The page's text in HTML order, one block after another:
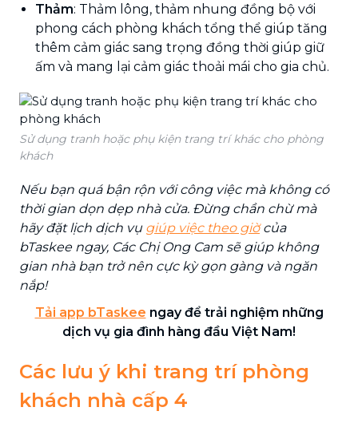
Thảm: Thảm lông, thảm nhung đồng bộ với
phong cách phòng khách tổng thể giúp tăng
thêm cảm giác sang trọng đồng thời giúp giữ
ấm và mang lại cảm giác thoải mái cho gia chủ.
Sử dụng tranh hoặc phụ kiện trang trí khác cho phòng
khách
Nếu bạn quá bận rộn với công việc mà không có
thời gian dọn dẹp nhà cửa. Đừng chần chừ mà
hãy đặt lịch dịch vụ giúp việc theo giờcủa
bTaskee ngay, Các Chị Ong Cam sẽ giúp không
gian nhà bạn trở nên cực kỳ gọn gàng và ngăn
nắp!
Tải app bTaskee ngay để trải nghiệm những
dịch vụ gia đình hàng đầu Việt Nam!
Các lưu ý khi trang trí phòng
khách nhà cấp 4